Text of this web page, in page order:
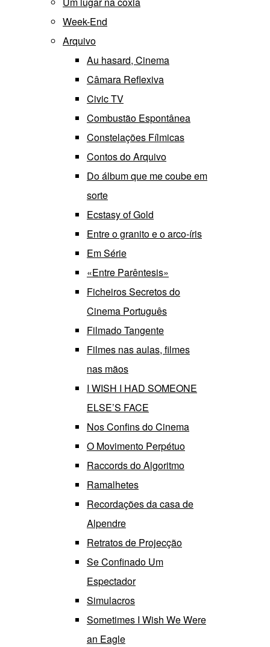
Week-End
Arquivo
Au hasard, Cinema
Câmara Reflexiva
Civic TV
Combustão Espontânea
Constelações Fílmicas
Contos do Arquivo
Do álbum que me coube em
sorte
Ecstasy of Gold
Entre o granito e o arco-íris
Em Série
«Entre Parêntesis»
Ficheiros Secretos do
Cinema Português
Filmado Tangente
Filmes nas aulas, filmes
nas mãos
I WISH I HAD SOMEONE
ELSE’S FACE
Nos Confins do Cinema
O Movimento Perpétuo
Raccords do Algoritmo
Ramalhetes
Recordações da casa de
Alpendre
Retratos de Projecção
Se Confinado Um
Espectador
Simulacros
Sometimes I Wish We Were
an Eagle